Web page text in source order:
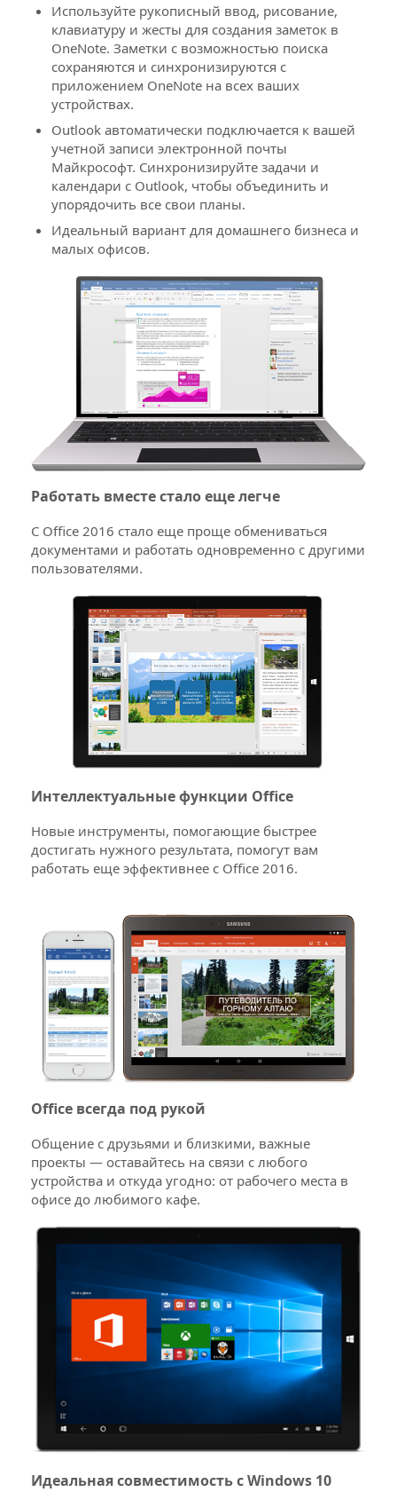
Используйте рукописный ввод, рисование,
клавиатуру и жесты для создания заметок в
OneNote. Заметки с возможностью поиска
сохраняются и синхронизируются с
приложением OneNote на всех ваших
устройствах.
Outlook автоматически подключается к вашей
учетной записи электронной почты
Майкрософт. Синхронизируйте задачи и
календари с Outlook, чтобы объединить и
упорядочить все свои планы.
Идеальный вариант для домашнего бизнеса и
малых офисов.
Работать вместе стало еще легче
С Office 2016 стало еще проще обмениваться
документами и работать одновременно с другими
пользователями.
Интеллектуальные функции Office
Новые инструменты, помогающие быстрее
достигать нужного результата, помогут вам
работать еще эффективнее с Office 2016.
Office всегда под рукой
Общение с друзьями и близкими, важные
проекты — оставайтесь на связи с любого
устройства и откуда угодно: от рабочего места в
офисе до любимого кафе.
Идеальная совместимость с Windows 10